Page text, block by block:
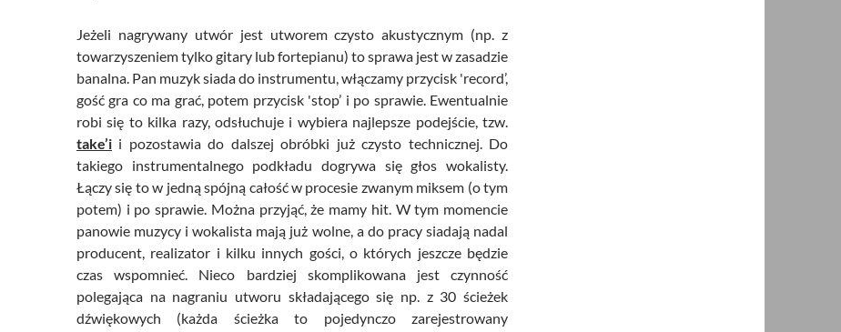
Jeżeli nagrywany utwór jest utworem czysto akustycznym (np. z
towarzyszeniem tylko gitary lub fortepianu) to sprawa jest w zasadzie
banalna. Pan muzyk siada do instrumentu, włączamy przycisk 'record’,
gość gra co ma grać, potem przycisk 'stop’ i po sprawie. Ewentualnie
robi się to kilka razy, odsłuchuje i wybiera najlepsze podejście, tzw.
take’i i pozostawia do dalszej obróbki już czysto technicznej. Do
takiego instrumentalnego podkładu dogrywa się głos wokalisty.
Łączy się to w jedną spójną całość w procesie zwanym miksem (o tym
potem) i po sprawie. Można przyjąć, że mamy hit. W tym momencie
panowie muzycy i wokalista mają już wolne, a do pracy siadają nadal
producent, realizator i kilku innych gości, o których jeszcze będzie
czas wspomnieć. Nieco bardziej skomplikowana jest czynność
polegająca na nagraniu utworu składającego się np. z 30 ścieżek
dźwiękowych (każda ścieżka to pojedynczo zarejestrowany